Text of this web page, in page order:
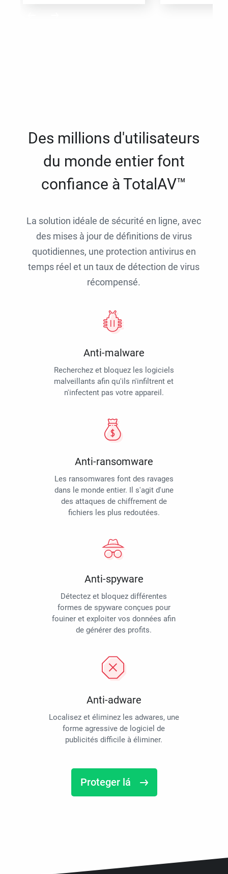
Des millions d'utilisateurs
du monde entier font
confiance à TotalAV™
La solution idéale de sécurité en ligne, avec
des mises à jour de définitions de virus
quotidiennes, une protection antivirus en
temps réel et un taux de détection de virus
récompensé.
Anti-malware
Recherchez et bloquez les logiciels
malveillants afin qu'ils n'infiltrent et
n'infectent pas votre appareil.
Anti-ransomware
Les ransomwares font des ravages
dans le monde entier. Il s'agit d'une
des attaques de chiffrement de
fichiers les plus redoutées.
Anti-spyware
Détectez et bloquez différentes
formes de spyware conçues pour
fouiner et exploiter vos données afin
de générer des profits.
Anti-adware
Localisez et éliminez les adwares, une
forme agressive de logiciel de
publicités difficile à éliminer.
Proteger lá